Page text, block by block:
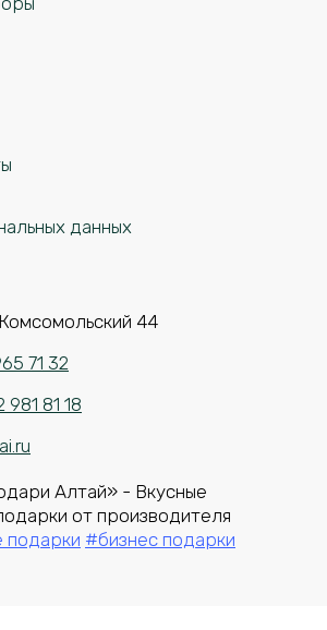
данных
44
71 32
981 81 18
Алтай» - Вкусные
от производителя
подарки #бизнес подарки